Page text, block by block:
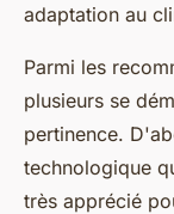
adaptation au
Parmi les
plusieurs se
pertinence.
technologique
très apprécié